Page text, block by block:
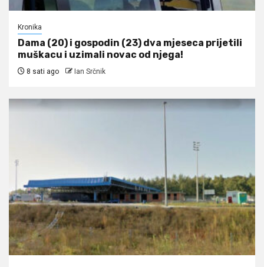
Kronika
Dama (20) i gospodin (23) dva mjeseca prijetili
muškacu i uzimali novac od njega!
8 sati ago Ian Srčnik